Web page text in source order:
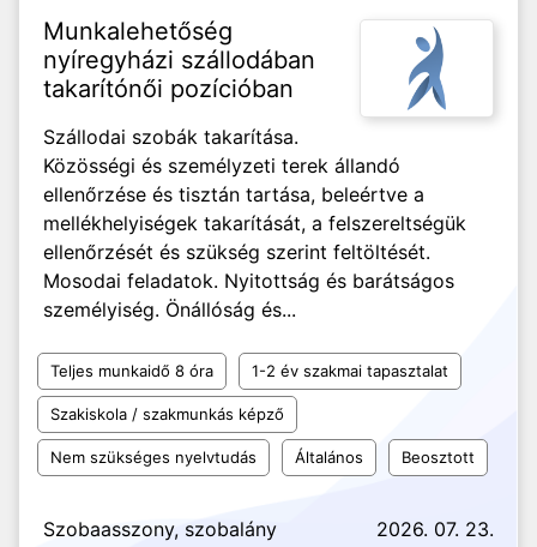
Munkalehetőség
nyíregyházi szállodában
takarítónői pozícióban
Szállodai szobák takarítása.
Közösségi és személyzeti terek állandó
ellenőrzése és tisztán tartása, beleértve a
mellékhelyiségek takarítását, a felszereltségük
ellenőrzését és szükség szerint feltöltését.
Mosodai feladatok. Nyitottság és barátságos
személyiség. Önállóság és...
Teljes munkaidő 8 óra 1-2 év szakmai tapasztalat
Szakiskola / szakmunkás képző
Nem szükséges nyelvtudás Általános Beosztott
Szobaasszony, szobalány 2026. 07. 23.